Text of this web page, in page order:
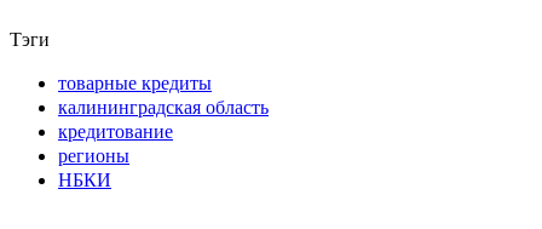
Тэги
товарные кредиты
калининградская область
кредитование
регионы
НБКИ